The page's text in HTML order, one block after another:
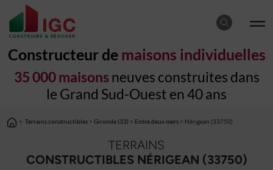
Constructeur de maisons individuelles
35 000 maisons neuves construites dans
le Grand Sud-Ouest en 40 ans
> Terrains constructibles > Gironde (33) > Entre deux mers > Nérigean (33750)
TERRAINS
CONSTRUCTIBLES NÉRIGEAN (33750)